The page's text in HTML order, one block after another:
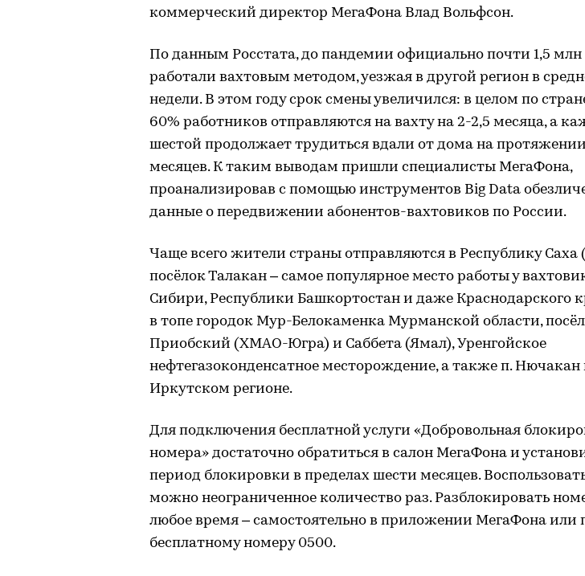
коммерческий директор МегаФона Влад Вольфсон.
По данным Росстата, до пандемии официально почти 1,5 млн
работали вахтовым методом, уезжая в другой регион в
недели. В этом году срок смены увеличился: в целом по
60% работников отправляются на вахту на 2-2,5 месяца, а
шестой продолжает трудиться вдали от дома на
месяцев. К таким выводам пришли специалисты МегаФона,
проанализировав с помощью инструментов Big Data
данные о передвижении абонентов-вахтовиков по России.
Чаще всего жители страны отправляются в Республику Саха
посёлок Талакан – самое популярное место работы у
Сибири, Республики Башкортостан и даже Краснодарского
в топе городок Мур-Белокаменка Мурманской области,
Приобский (ХМАО-Югра) и Саббета (Ямал), Уренгойское
нефтегазоконденсатное месторождение, а также п. Нючакан
Иркутском регионе.
Для подключения бесплатной услуги «Добровольная
номера» достаточно обратиться в салон МегаФона и
период блокировки в пределах шести месяцев.
можно неограниченное количество раз. Разблокировать
любое время – самостоятельно в приложении МегаФона или
бесплатному номеру 0500.